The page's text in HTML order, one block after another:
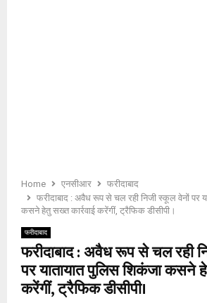
Home एनसीआर
फरीदाबाद
फरीदाबाद : अवैध रूप से चल रही निजी स्कूल वेनों पर
कसने हेतु सख्त कार्रवाई करेंगीं, ट्रैफिक डीसीपी।
फरीदाबाद
फरीदाबाद : अवैध रूप से चल रही
पर यातायात पुलिस शिकंजा कसने
करेंगीं, ट्रैफिक डीसीपी।